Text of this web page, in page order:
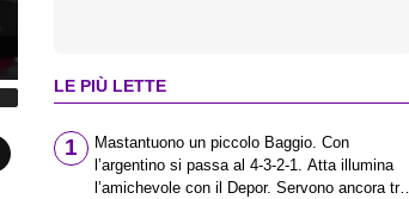
LE PIÙ LETTE
1
Mastantuono un piccolo Baggio. Con
l’argentino si passa al 4-3-2-1. Atta illumina
l’amichevole con il Depor. Servono ancora tre